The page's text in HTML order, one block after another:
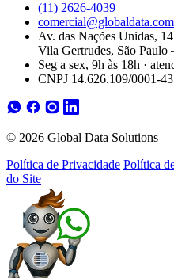
(11) 2626-4039
Av. das Nações Unidas,
Vila Gertrudes, São Paulo
Seg a sex, 9h às 18h ·
CNPJ 14.626.109/0001-43
© 2026 Global Data Solutions —
Política de Privacidade Política
do Site